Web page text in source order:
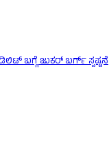
ಬಗ್ಗೆ ಜುಕರ್ ಬರ್ಗ್ ಸ್ಪಷ್ಟನೆ